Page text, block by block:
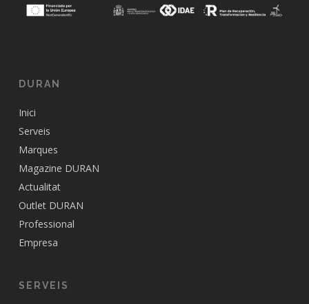
DURAN
Inici
Serveis
Marques
Magazine DURAN
Actualitat
Outlet DURAN
Professional
Empresa
SERVEIS